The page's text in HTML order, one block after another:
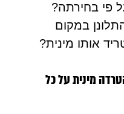
פי בחירתה?
במקום
אותו מינית?
מינית על כל